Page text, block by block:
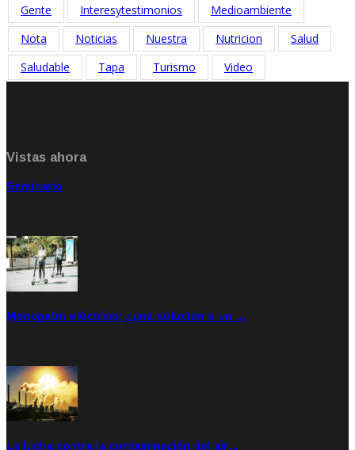
Gente
Interesytestimonios
Medioambiente
Nota
Noticias Nuestra Nutricion
Salud
Saludable
Tapa Turismo Video
Vistas ahora
Seminario
Monopatín eléctrico: ¿una solución o un …
La lucha contra la contaminación del air…